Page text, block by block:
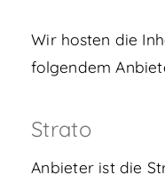
Wir hosten die
folgendem
Strato
Anbieter ist die